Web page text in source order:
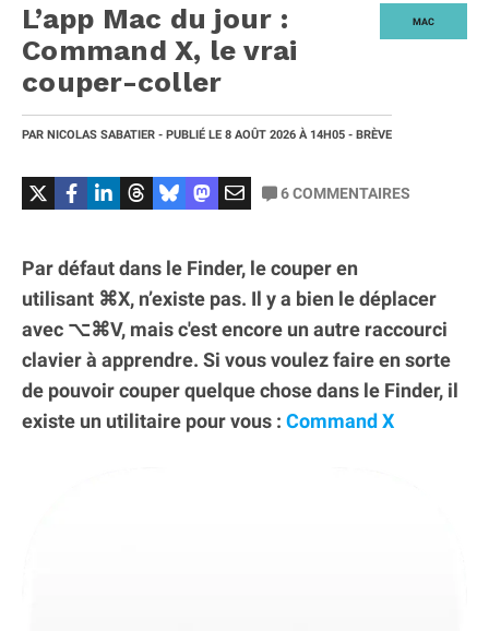
MAC
L’app Mac du jour :
Command X, le vrai
couper-coller
PAR NICOLAS SABATIER - PUBLIÉ LE 8 AOÛT 2026 À 14H05 - BRÈVE
6COMMENTAIRES
Par défaut dans le Finder, le couper en
utilisant ⌘X, n’existe pas. Il y a bien le déplacer
avec ⌥⌘V, mais c'est encore un autre raccourci
clavier à apprendre. Si vous voulez faire en sorte
de pouvoir couper quelque chose dans le Finder, il
existe un utilitaire pour vous : Command X